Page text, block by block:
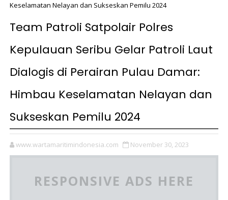
Keselamatan Nelayan dan Sukseskan Pemilu 2024
Team Patroli Satpolair Polres
Kepulauan Seribu Gelar Patroli Laut
Dialogis di Perairan Pulau Damar:
Himbau Keselamatan Nelayan dan
Sukseskan Pemilu 2024
www.wartamaritimindonesia.com November 30, 2023
RESPONSIVE ADS HERE